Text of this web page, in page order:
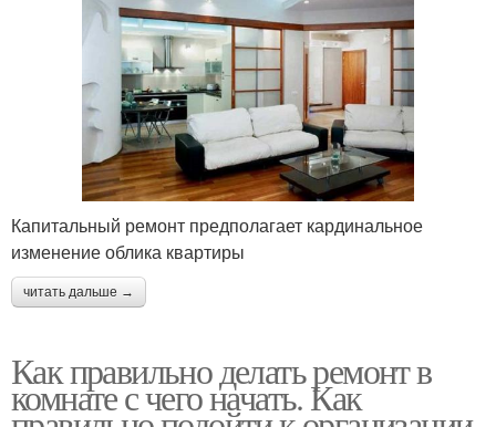
Капитальный ремонт предполагает кардинальное
изменение облика квартиры
читать дальше →
Как правильно делать ремонт в
комнате с чего начать. Как